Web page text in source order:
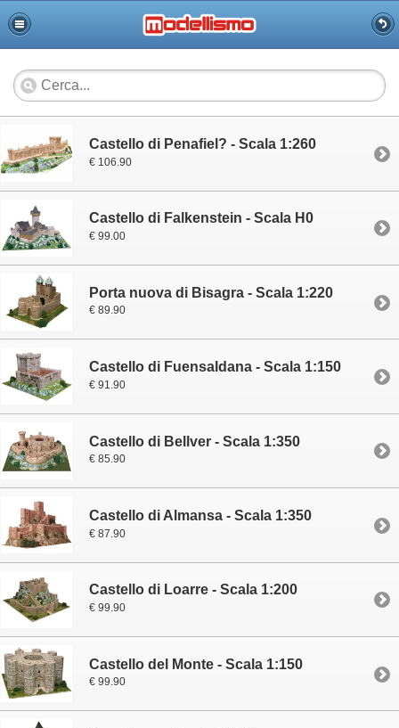
Castello di Penafiel? - Scala 1:260
€ 106.90
Castello di Falkenstein - Scala H0
€ 99.00
Porta nuova di Bisagra - Scala 1:220
€ 89.90
Castello di Fuensaldana - Scala 1:150
€ 91.90
Castello di Bellver - Scala 1:350
€ 85.90
Castello di Almansa - Scala 1:350
€ 87.90
Castello di Loarre - Scala 1:200
€ 99.90
Castello del Monte - Scala 1:150
€ 99.90